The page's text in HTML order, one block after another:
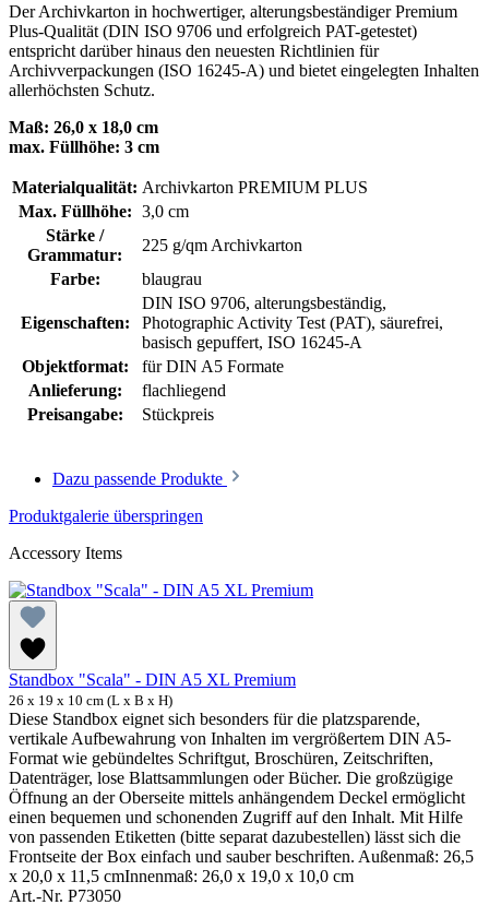
Der Archivkarton in hochwertiger, alterungsbeständiger Premium
Plus-Qualität (DIN ISO 9706 und erfolgreich PAT-getestet)
entspricht darüber hinaus den neuesten Richtlinien für
Archivverpackungen (ISO 16245-A) und bietet eingelegten Inhalten
allerhöchsten Schutz.
Maß: 26,0 x 18,0 cm
max. Füllhöhe: 3 cm
Materialqualität: Archivkarton PREMIUM PLUS
Max. Füllhöhe: 3,0 cm
Stärke /
Grammatur:
225 g/qm Archivkarton
Farbe:
blaugrau
Eigenschaften:
DIN ISO 9706, alterungsbeständig,
Photographic Activity Test (PAT), säurefrei,
basisch gepuffert, ISO 16245-A
Objektformat:
für DIN A5 Formate
Anlieferung:
flachliegend
Preisangabe:
Stückpreis
Dazu passende Produkte
Produktgalerie überspringen
Accessory Items
Standbox "Scala" - DIN A5 XL Premium
26 x 19 x 10 cm (L x B x H)
Diese Standbox eignet sich besonders für die platzsparende,
vertikale Aufbewahrung von Inhalten im vergrößertem DIN A5-
Format wie gebündeltes Schriftgut, Broschüren, Zeitschriften,
Datenträger, lose Blattsammlungen oder Bücher. Die großzügige
Öffnung an der Oberseite mittels anhängendem Deckel ermöglicht
einen bequemen und schonenden Zugriff auf den Inhalt. Mit Hilfe
von passenden Etiketten (bitte separat dazubestellen) lässt sich die
Frontseite der Box einfach und sauber beschriften. Außenmaß: 26,5
x 20,0 x 11,5 cmInnenmaß: 26,0 x 19,0 x 10,0 cm
Art.-Nr. P73050